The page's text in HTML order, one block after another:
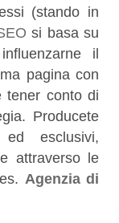
(stando in
si basa su
il
pagina con
tener conto di
Producete
esclusivi,
attraverso le
Agenzia di